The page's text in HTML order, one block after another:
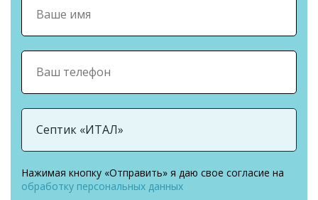
Нажимая кнопку «Отправить» я даю свое согласие на
обработку персональных данных